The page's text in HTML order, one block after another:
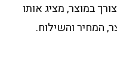
במוצר, מציג אותו
המחיר והשילוח.